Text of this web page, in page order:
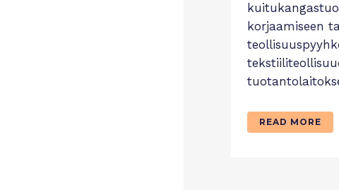
korjaamiseen
READ MORE